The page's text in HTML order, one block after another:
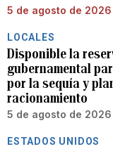
5 de agosto de
LOCALES
Disponible la
gubernamental
por la sequía y
racionamiento
5 de agosto de 2026
ESTADOS UNIDOS